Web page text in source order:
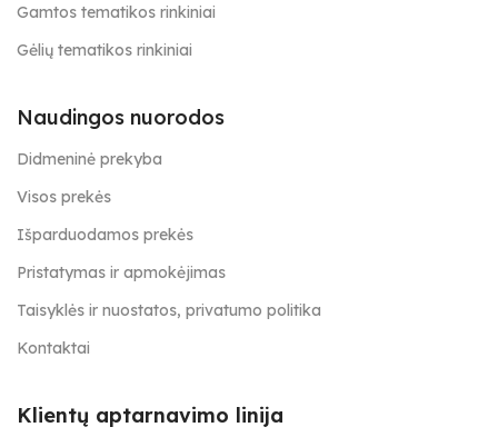
Gamtos tematikos rinkiniai
Gėlių tematikos rinkiniai
Naudingos nuorodos
Didmeninė prekyba
Visos prekės
Išparduodamos prekės
Pristatymas ir apmokėjimas
Taisyklės ir nuostatos, privatumo politika
Kontaktai
Klientų aptarnavimo linija